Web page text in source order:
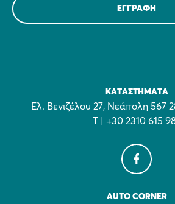
ΚΑΤΑΣΤΉΜΑΤΑ
Ελ. Βενιζέλου 27, Νεάπολη 567
Τ | +30 2310 615
AUTO CORNER